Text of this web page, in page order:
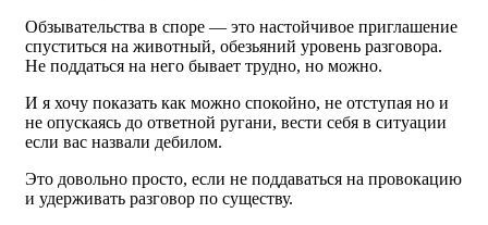
Обзывательства в споре — это настойчивое приглашение
спуститься на животный, обезьяний уровень разговора.
Не поддаться на него бывает трудно, но можно.
И я хочу показать как можно спокойно, не отступая но и
не опускаясь до ответной ругани, вести себя в ситуации
если вас назвали дебилом.
Это довольно просто, если не поддаваться на провокацию
и удерживать разговор по существу.